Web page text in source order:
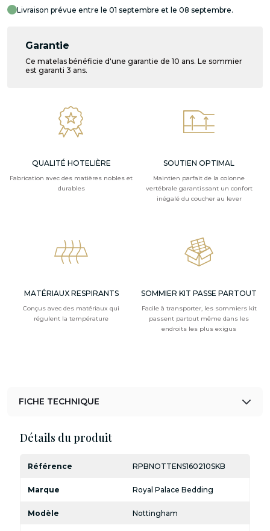
Livraison prévue entre le 01 septembre et le 08 septembre.
Garantie
Ce matelas bénéficie d'une garantie de 10 ans. Le sommier
est garanti 3 ans.
QUALITÉ HOTELIÈRE
Fabrication avec des matières nobles et
durables
SOUTIEN OPTIMAL
Maintien parfait de la colonne
vertébrale garantissant un confort
inégalé du coucher au lever
MATÉRIAUX RESPIRANTS
Conçus avec des matériaux qui
régulent la température
SOMMIER KIT PASSE PARTOUT
Facile à transporter, les sommiers kit
passent partout même dans les
endroits les plus exigus
FICHE TECHNIQUE
Détails du produit
Référence RPBNOTTENS160210SKB
Marque Royal Palace Bedding
Modèle Nottingham